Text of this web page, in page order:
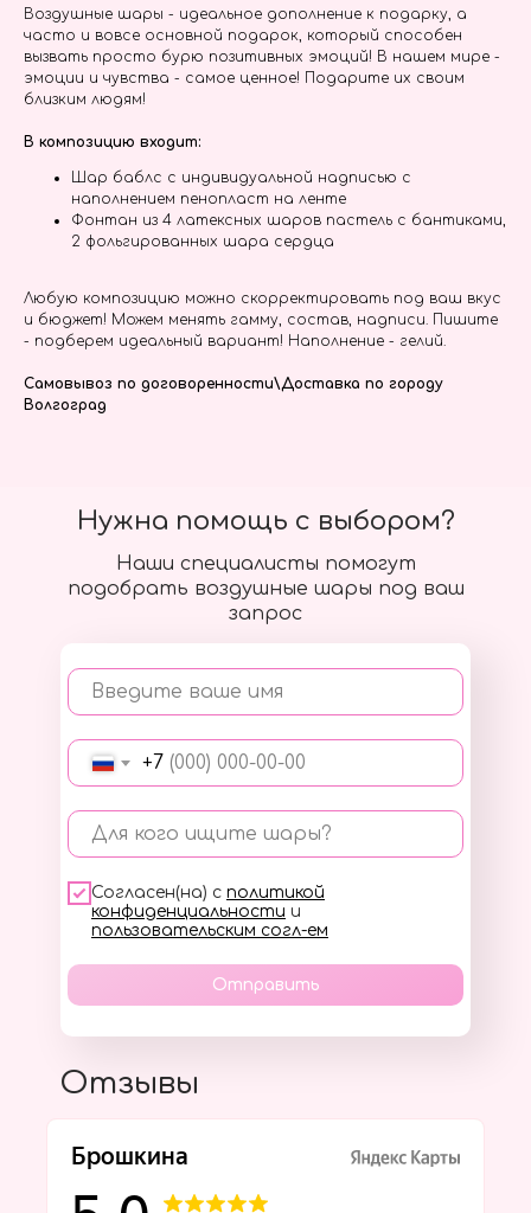
Воздушные шары - идеальное дополнение к подарку, а
часто и вовсе основной подарок, который способен
вызвать просто бурю позитивных эмоций! В нашем мире -
эмоции и чувства - самое ценное! Подарите их своим
близким людям!
В композицию входит:
Шар баблс с индивидуальной надписью с
наполнением пенопласт на ленте
Фонтан из 4 латексных шаров пастель с бантиками,
2 фольгированных шара сердца
Любую композицию можно скорректировать под ваш вкус
и бюджет! Можем менять гамму, состав, надписи. Пишите
- подберем идеальный вариант! Наполнение - гелий.
Самовывоз по договоренности\Доставка по городу
Волгоград
Наши специалисты помогут
подобрать воздушные шары под ваш
запрос
Введите ваше имя
+7
Для кого ищите шары?
Согласен(на) с политикой
конфиденциальности и
пользовательским согл-ем
Отправить
Нужна помощь с выбором?
Отзывы